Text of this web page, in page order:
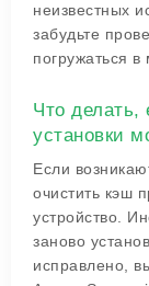
неизвестных
забудьте
погружаться
Что делать,
установки
Если
очистить кэш
устройство.
заново
исправлено,